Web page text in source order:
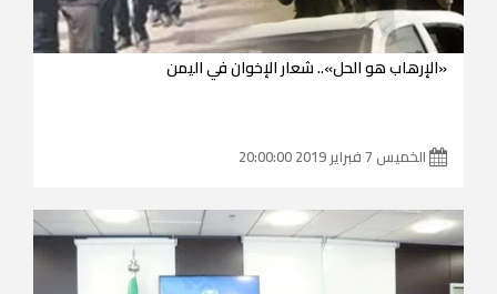
«الإرهاب هو الحل».. شعار الإخوان في اليمن
الخميس 7 فبراير 2019 20:00:00